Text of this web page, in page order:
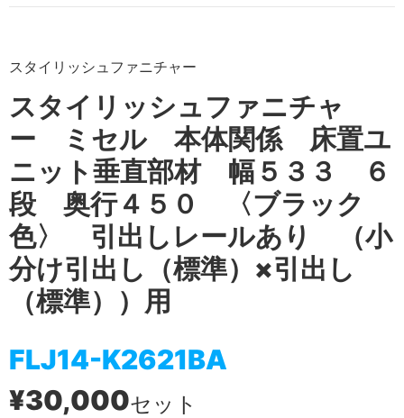
スタイリッシュファニチャー
スタイリッシュファニチャ
ー ミセル 本体関係 床置ユ
ニット垂直部材 幅５３３ ６
段 奥行４５０ 〈ブラック
色〉 引出しレールあり （小
分け引出し（標準）×引出し
（標準））用
FLJ14-K2621BA
¥30,000セット